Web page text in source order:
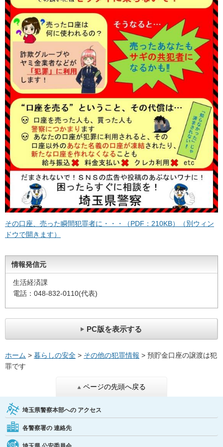
その口座、売った瞬間犯罪者に・・・（PDF：210KB）（別ウィン
ドウで開きます）
情報発信元
生活経済課
電話：048-832-0110(代表)
PC版を表示する
ホーム > 暮らしの安全 > その他の犯罪情報 > 預貯金口座の譲渡は犯
罪です
ページの先頭へ戻る
埼玉県警察本部への アクセス
各警察署の 連絡先